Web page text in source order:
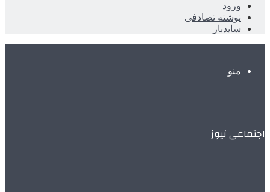
ورود
نوشته تصادفی
سایدبار
منو
اجتماعی نیوز